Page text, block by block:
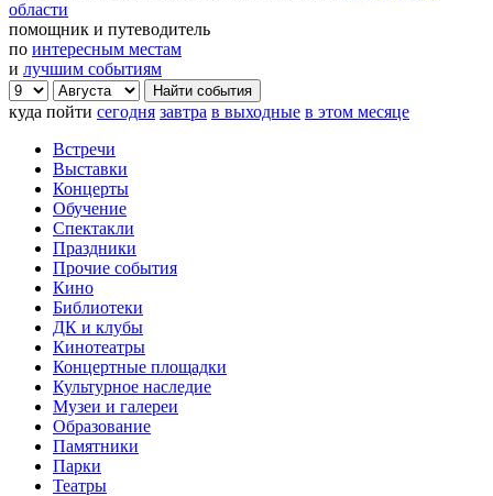
области
помощник и путеводитель
по интересным местам
и лучшим событиям
куда пойти сегодня завтра в выходные в этом месяце
Встречи
Выставки
Концерты
Обучение
Спектакли
Праздники
Прочие события
Кино
Библиотеки
ДК и клубы
Кинотеатры
Концертные площадки
Культурное наследие
Музеи и галереи
Образование
Памятники
Парки
Театры